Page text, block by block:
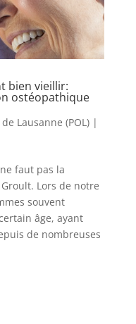
bien vieillir:
ostéopathique
Lausanne (POL)|
faut pas la
Lors de notre
souvent
âge, ayant
de nombreuses